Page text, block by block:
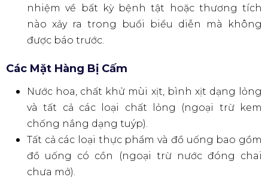
Vì sự an toàn của bạn, vui lòng làm theo
hướng dẫn của nhân viên sự kiện. Ban tổ chức,
Nhà tài trợ, Địa điểm, Đội tác vụ và Nghệ sĩ sẽ
hoặc thương tích nào xảy ra do sự bất cẩn của
khán giả bên trong hoặc bên ngoài địa điểm
tổ chức sự kiện.
Trong trường hợp xảy ra tai nạn bất ngờ, có
vấn đề sức khỏe hoặc tình huống khẩn cấp
khác trong buổi biểu diễn, vui lòng tìm kiếm
sự hỗ trợ tại gian hàng khẩn cấp hoặc gian